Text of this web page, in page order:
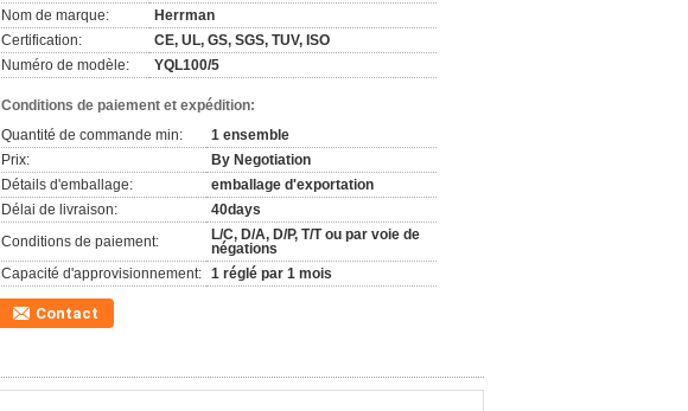
Nom de marque:
Herrman
Certification:
CE, UL, GS, SGS, TUV, ISO
Numéro de modèle:
YQL100/5
Conditions de paiement et expédition:
Quantité de commande min:
1 ensemble
Prix:
By Negotiation
Détails d'emballage:
emballage d'exportation
Délai de livraison:
40days
Conditions de paiement:
L/C, D/A, D/P, T/T ou par voie de
négations
Capacité d'approvisionnement: 1 réglé par 1 mois
Contact